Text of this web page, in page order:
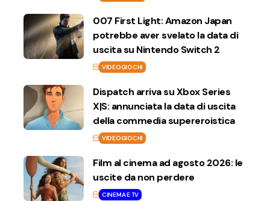
007 First Light: Amazon Japan
potrebbe aver svelato la data di
uscita su Nintendo Switch 2
VIDEOGIOCHI
Dispatch arriva su Xbox Series
X|S: annunciata la data di uscita
della commedia supereroistica
VIDEOGIOCHI
Film al cinema ad agosto 2026: le
uscite da non perdere
CINEMA E TV